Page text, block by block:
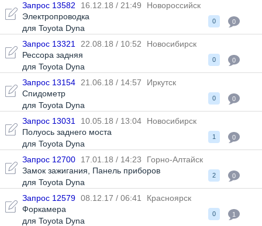
Запрос 13582 16.12.18 / 21:49
Новороссийск
Электропроводка
для Toyota Dyna
0 0
Запрос 13321 22.08.18 / 10:52
Новосибирск
Рессора задняя
для Toyota Dyna
0 0
Запрос 13154 21.06.18 / 14:57
Иркутск
Спидометр
для Toyota Dyna
0 0
Запрос 13031 10.05.18 / 13:04
Новосибирск
Полуось заднего моста
для Toyota Dyna
1 0
Запрос 12700 17.01.18 / 14:23
Горно-Алтайск
Замок зажигания
Панель приборов
для Toyota Dyna
2 0
Запрос 12579 08.12.17 / 06:41
Красноярск
Форкамера
для Toyota Dyna
0 1